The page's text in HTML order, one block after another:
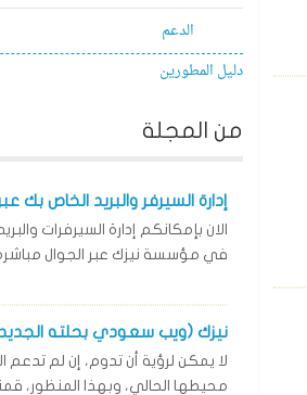
الدعم
دليل المطورين
من المجلة
إدارة السيرفر والبريد الخاص بك
الان بإمكانكم إدارة السيرفرات
في مؤسسة نيزك عبر الجوال
نيزك (ويب سعودي بحلته
لا يمكن لرؤية أن تدوم، إن لم تدعم
محيطها الحالي، وبهذا المنظور،